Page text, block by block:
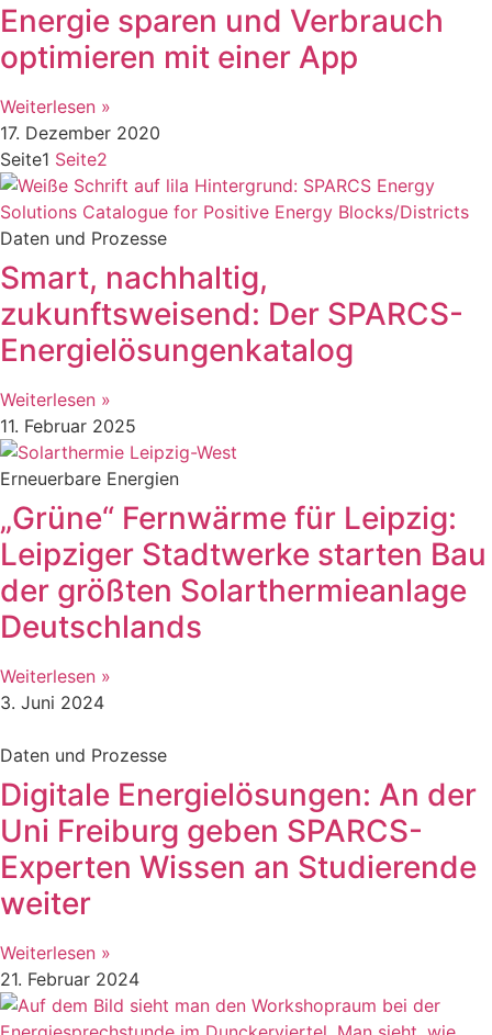
Energie sparen und Verbrauch
optimieren mit einer App
Weiterlesen »
17. Dezember 2020
Seite1 Seite2
Daten und Prozesse
Smart, nachhaltig,
zukunftsweisend: Der SPARCS-
Energielösungenkatalog
Weiterlesen »
11. Februar 2025
Erneuerbare Energien
„Grüne“ Fernwärme für Leipzig:
Leipziger Stadtwerke starten Bau
der größten Solarthermieanlage
Deutschlands
Weiterlesen »
3. Juni 2024
Daten und Prozesse
Digitale Energielösungen: An der
Uni Freiburg geben SPARCS-
Experten Wissen an Studierende
weiter
Weiterlesen »
21. Februar 2024